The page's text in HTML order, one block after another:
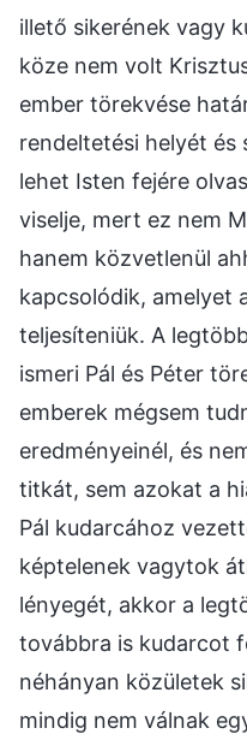
illető sikerének vagy
köze nem volt
ember törekvése
rendeltetési helyét és
lehet Isten fejére
viselje, mert ez nem
hanem közvetlenül
kapcsolódik, amelyet
teljesíteniük. A
ismeri Pál és Péter
emberek mégsem
eredményeinél, és
titkát, sem azokat a
Pál kudarcához
képtelenek vagytok
lényegét, akkor a
továbbra is kudarcot
néhányan közületek
mindig nem válnak